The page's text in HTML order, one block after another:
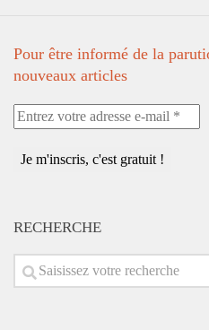
Pour être informé de la
nouveaux articles
Entrez
votre
adresse
RECHERCHE